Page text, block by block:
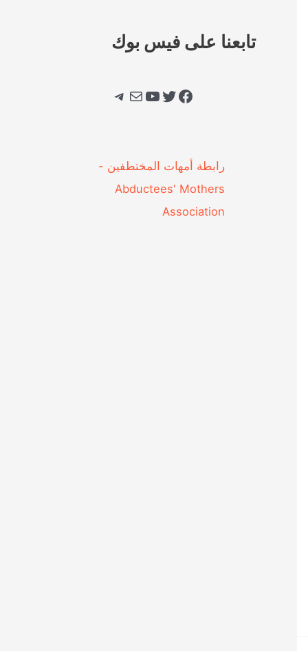
تابعنا على فيس بوك
فيسبوك تويتر يوتيوببريد تيليجرام
‎رابطة أمهات المختطفين -
Abductees' Mothers
Association‎